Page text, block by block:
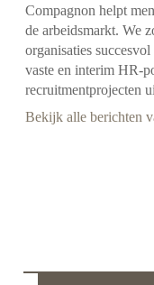
Compagnon helpt
de arbeidsmarkt. We
organisaties
vaste en interim HR-
recruitmentprojecten
Bekijk alle berichten